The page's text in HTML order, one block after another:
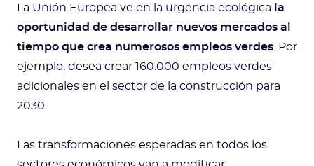
La Unión Europea ve en la urgencia ecológica
la
oportunidad de desarrollar nuevos mercados al
tiempo que crea numerosos empleos verdes . Por
ejemplo, desea crear 160.000 empleos verdes
adicionales en el sector de la construcción para
2030.
Las transformaciones esperadas en todos los